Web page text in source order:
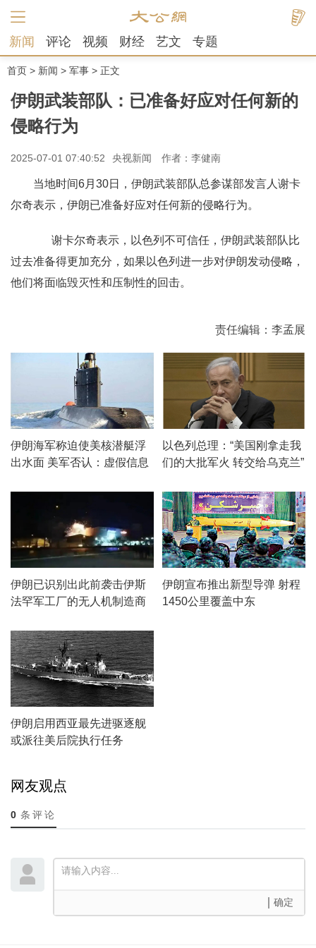
新闻 评论 视频 财经 艺文 专题
首页 > 新闻 > 军事 > 正文
伊朗武装部队：已准备好应对任何新的
侵略行为
2025-07-01 07:40:52 央视新闻 作者：李健南
当地时间6月30日，伊朗武装部队总参谋部发言人谢卡
尔奇表示，伊朗已准备好应对任何新的侵略行为。
谢卡尔奇表示，以色列不可信任，伊朗武装部队比
过去准备得更加充分，如果以色列进一步对伊朗发动侵略，
他们将面临毁灭性和压制性的回击。
责任编辑：李孟展
伊朗海军称迫使美核潜艇浮
出水面 美军否认：虚假信息
以色列总理：“美国刚拿走我
们的大批军火 转交给乌克兰”
伊朗已识别出此前袭击伊斯
法罕军工厂的无人机制造商
伊朗宣布推出新型导弹 射程
1450公里覆盖中东
伊朗启用西亚最先进驱逐舰
或派往美后院执行任务
网友观点
0 条评论
确定